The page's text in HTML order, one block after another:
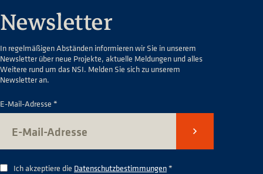
Newsletter
In regelmäßigen Abständen informieren wir Sie in unserem
Newsletter über neue Projekte, aktuelle Meldungen und alles
Weitere rund um das NSI. Melden Sie sich zu unserem
Newsletter an.
E-Mail-Adresse *
Senden
Ich akzeptiere die Datenschutzbestimmungen*